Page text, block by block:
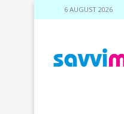
6 AUGUST 2026